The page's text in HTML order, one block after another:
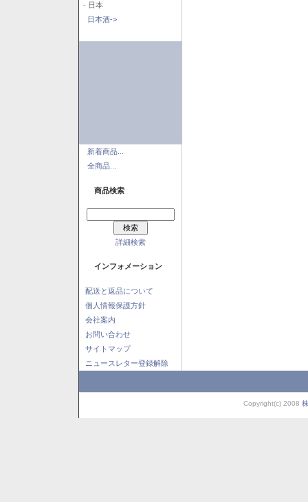
- 日本
日本酒->
新着商品...
全商品...
商品検索
詳細検索
インフォメーション
配送と返品について
個人情報保護方針
会社案内
お問い合わせ
サイトマップ
ニュースレター登録解除
Copyright(c) 2008